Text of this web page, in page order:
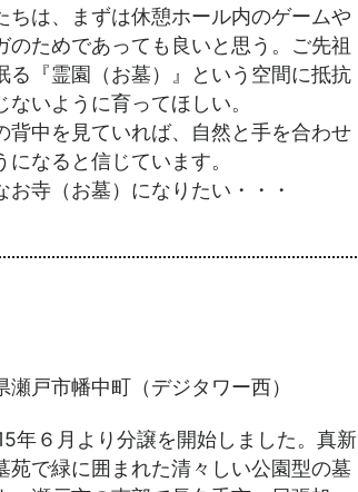
ちは、まずは休憩ホール内のゲームや
のためであっても良いと思う。ご先祖
る『霊園（お墓）』という空間に抵抗
ないように育ってほしい。
背中を見ていれば、自然と手を合わせ
になると信じています。
お寺（お墓）になりたい・・・
瀬戸市幡中町（デジタワー西）
年６月より分譲を開始しました。真新
苑で緑に囲まれた清々しい公園型の墓